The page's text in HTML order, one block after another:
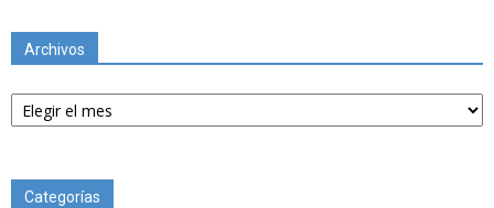
Archivos
Archivos
Categorías